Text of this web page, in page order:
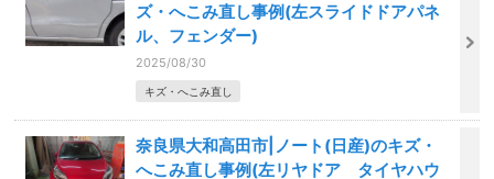
ズ・へこみ直し事例(左スライドドアパネ
ル、フェンダー)
2025/08/30
キズ・へこみ直し
奈良県大和高田市|ノート(日産)のキズ・
へこみ直し事例(左リヤドア タイヤハウ